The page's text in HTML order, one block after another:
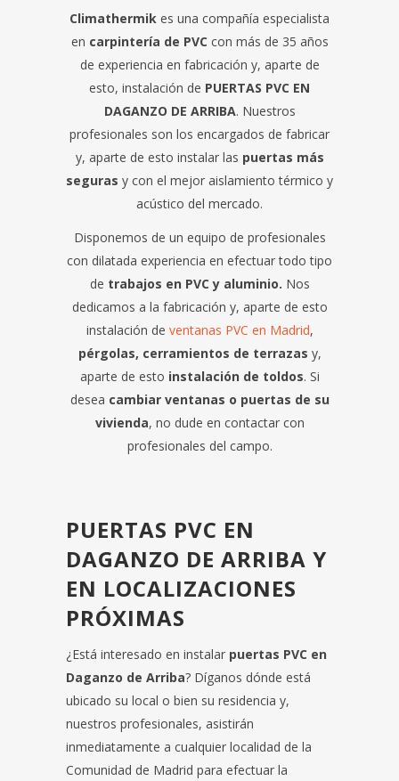
Climathermik es una compañía especialista
en carpintería de PVC con más de 35 años
de experiencia en fabricación y, aparte de
esto, instalación de PUERTAS PVC EN
DAGANZO DE ARRIBA. Nuestros
profesionales son los encargados de fabricar
y, aparte de esto instalar las puertas más
seguras y con el mejor aislamiento térmico y
acústico del mercado.
Disponemos de un equipo de profesionales
con dilatada experiencia en efectuar todo tipo
de trabajos en PVC y aluminio. Nos
dedicamos a la fabricación y, aparte de esto
instalación de ventanas PVC en Madrid,
pérgolas, cerramientos de terrazas y,
aparte de esto instalación de toldos. Si
desea cambiar ventanas o puertas de su
vivienda, no dude en contactar con
profesionales del campo.
PUERTAS PVC EN
DAGANZO DE ARRIBA Y
EN LOCALIZACIONES
PRÓXIMAS
¿Está interesado en instalar puertas PVC en
Daganzo de Arriba? Díganos dónde está
ubicado su local o bien su residencia y,
nuestros profesionales, asistirán
inmediatamente a cualquier localidad de la
Comunidad de Madrid para efectuar la